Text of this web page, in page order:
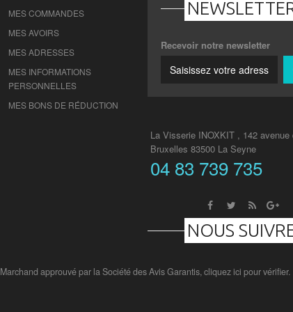
MES COMMANDES
MES AVOIRS
MES ADRESSES
MES INFORMATIONS
PERSONNELLES
MES BONS DE RÉDUCTION
Recevoir notre newsletter
La Visserie INOXKIT , 142 avenue
Bruxelles 83500 La Seyne
04 83 739 735
NOUS
Marchand approuvé par la Société des Avis Garantis,cliquez ici pour vérifier.